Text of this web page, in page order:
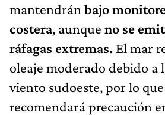
mantendrán bajo
costera, aunque no se
ráfagas extremas. El mar
oleaje moderado debido a
viento sudoeste, por lo que
recomendará precaución